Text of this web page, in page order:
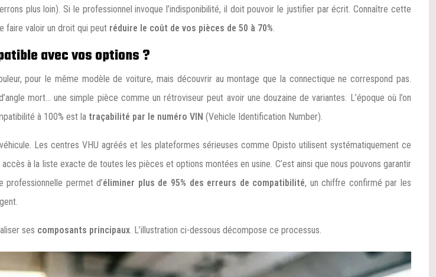
plus loin). Si le professionnel invoque l’indisponibilité, il doit pouvoir le justifier par écrit. Connaître cette
faire valoir un droit qui peut réduire le coût de vos pièces de 50 à 70%.
avec vos options ?
pour le même modèle de voiture, mais découvrir au montage que la connectique ne correspond pas.
mort… une simple pièce comme un rétroviseur peut avoir une douzaine de variantes. L’époque où l’on
à 100% est la traçabilité par le numéro VIN (Vehicle Identification Number).
Les centres VHU agréés et les plateformes sérieuses comme Opisto utilisent systématiquement ce
à la liste exacte de toutes les pièces et options montées en usine. C’est ainsi que nous pouvons garantir
professionnelle permet d’éliminer plus de 95% des erreurs de compatibilité, un chiffre confirmé par les
ses composants principaux. L’illustration ci-dessous décompose ce processus.